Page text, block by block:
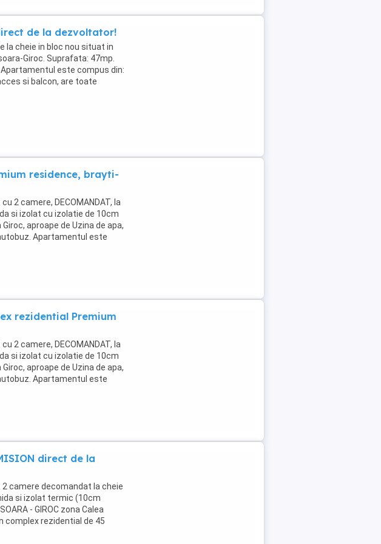
de la dezvoltator!
la cheie in bloc nou situat in
Giroc. Suprafata: 47mp.
este compus din:
si balcon, are toate
residence, brayti-
2 camere, DECOMANDAT, la
si izolat cu izolatie de 10cm
aproape de Uzina de apa,
Apartamentul este
rezidential Premium
2 camere, DECOMANDAT, la
si izolat cu izolatie de 10cm
aproape de Uzina de apa,
Apartamentul este
direct de la
camere decomandat la cheie
si izolat termic (10cm
- GIROC zona Calea
rezidential de 45